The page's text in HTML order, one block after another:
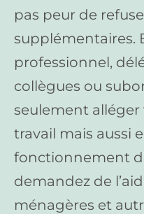
pas peur de
supplémentaires.
professionnel,
collègues ou
seulement
travail mais aussi
fonctionnement
demandez de
ménagères et